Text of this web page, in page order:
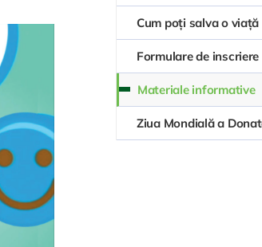
Cum poți salva o viață
Formulare de inscriere
Materiale informative
Ziua Mondială a